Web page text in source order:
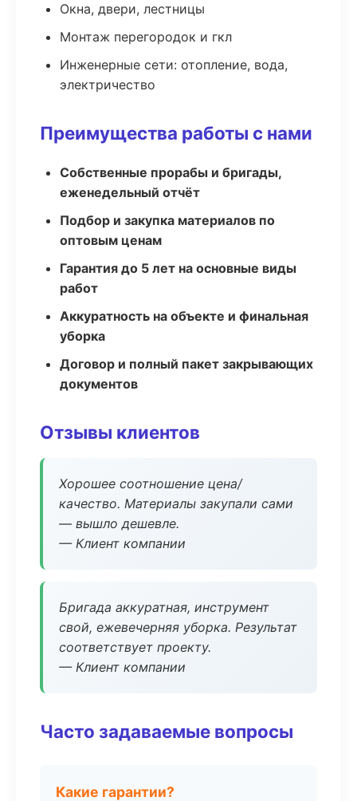
Окна, двери, лестницы
Монтаж перегородок и гкл
Инженерные сети: отопление, вода,
электричество
Преимущества работы с нами
Собственные прорабы и бригады,
еженедельный отчёт
Подбор и закупка материалов по
оптовым ценам
Гарантия до 5 лет на основные виды
работ
Аккуратность на объекте и финальная
уборка
Договор и полный пакет закрывающих
документов
Отзывы клиентов
Хорошее соотношение цена/
качество. Материалы закупали сами
— вышло дешевле.
— Клиент компании
Бригада аккуратная, инструмент
свой, ежевечерняя уборка. Результат
соответствует проекту.
— Клиент компании
Часто задаваемые вопросы
Какие гарантии?